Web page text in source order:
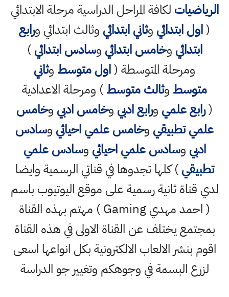
الرياضيات لكافة المراحل الدراسية مرحلة الابتدائي
(اول ابتدائي وثاني ابتدائي وثالث ابتدائي ورابع
ابتدائي وخامس ابتدائي وسادس ابتدائي)
ومرحلة المتوسطة (اول متوسط وثاني
متوسط وثالث متوسط) ومرحلة الاعدادية
(رابع علمي ورابع ادبي وخامس ادبي وخامس
علمي تطبيقي وخامس علمي احيائي وسادس
ادبي وسادس علمي احيائي وسادس علمي
تطبيقي) كلها تجدوها في قناتي الرسمية وايضا
لدي قناة ثانية رسمية على موقع اليوتيوب باسم
( احمد مهدي Gaming ) مهتم بهذه القناة
بمجتمع يختلف عن القناة الاولى في هذه القناة
اقوم بنشر الالعاب الالكترونية بكل انواعها اسعى
لزرع البسمة في وجوهكم وتغيير جو الدراسة